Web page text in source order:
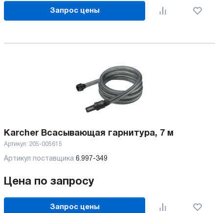
Запрос цены
Karcher Всасывающая гарнитура, 7 м
Артикул: 205-005615
Артикул поставщика 6.997-349
Цена по запросу
Запрос цены